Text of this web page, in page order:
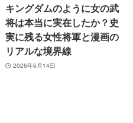
キングダムのように女の武
将は本当に実在したか？史
実に残る女性将軍と漫画の
リアルな境界線
2026年6月14日